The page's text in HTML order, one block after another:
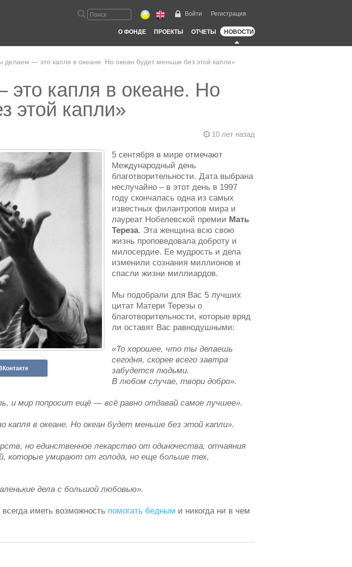
Войти Регистрация
О ФОНДЕ ПРОЕКТЫ ОТЧЕТЫ НОВОСТИ
делаем — это капля в океане. Но океан будет меньше без этой капли»
капля в океане. Но
этой капли»
10 лет назад
5 сентября в мире отмечают
Международный день
благотворительности. Дата выбрана
неслучайно – в этот день в 1997
году скончалась одна из самых
известных филантропов мира и
лауреат Нобелевской премии Мать
Тереза. Эта женщина всю свою
жизнь проповедовала доброту и
милосердие. Ее мудрость и дела
изменили сознания миллионов и
спасли жизни миллиардов.
Мы подобрали для Вас 5 лучших
цитат Матери Терезы о
благотворительности, которые вряд
ли оставят Вас равнодушными:
«То хорошее, что ты делаешь
сегодня, скорее всего завтра
забудется людьми.
В любом случае, твори добро».
и мир попросит ещё — всё равно отдавай самое лучшее».
в океане. Но океан будет меньше без этой капли».
но единственное лекарство от одиночества, отчаяния
которые умирают от голода, но еще больше тех,
дела с большой любовью».
иметь возможность помогать бедным и никогда ни в чем